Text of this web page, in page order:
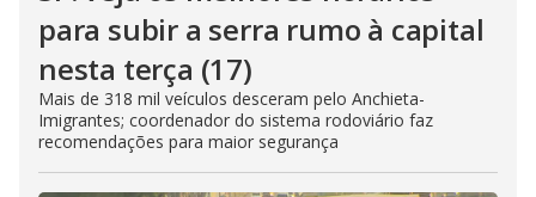
para subir a serra rumo à capital
nesta terça (17)
Mais de 318 mil veículos desceram pelo Anchieta-
Imigrantes; coordenador do sistema rodoviário faz
recomendações para maior segurança